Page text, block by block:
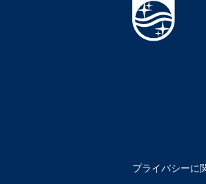
プライバシーに